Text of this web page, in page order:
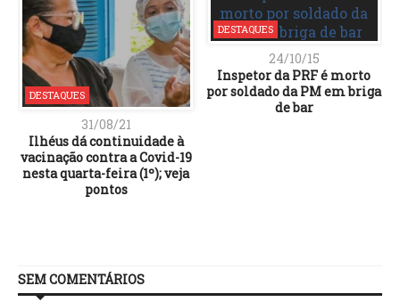
DESTAQUES
31/08/21
Ilhéus dá continuidade à
vacinação contra a Covid-19
nesta quarta-feira (1º); veja
pontos
DESTAQUES
24/10/15
Inspetor da PRF é morto
por soldado da PM em briga
de bar
SEM COMENTÁRIOS